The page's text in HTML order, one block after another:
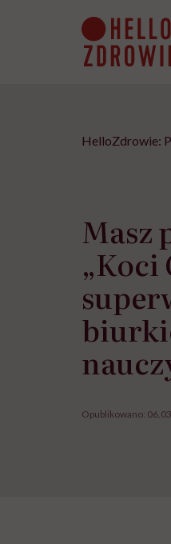
HelloZdrowie:
Masz
„Koci
Opublikowano: